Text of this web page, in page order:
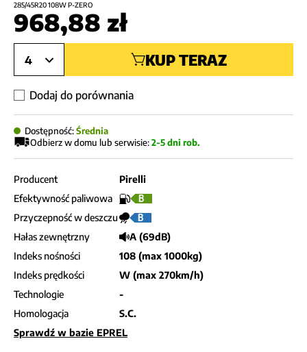
285/45R20 108W P-ZERO
968,88 zł
4 KUP TERAZ
Dodaj do porównania
Dostępność:Średnia
Odbierz w domu lub serwisie:2-5 dni rob.
Producent
Pirelli
Efektywność paliwowa
B
Przyczepność w deszczu B
Hałas zewnętrzny
A (69dB)
Indeks nośności
108 (max 1000kg)
Indeks prędkości
W (max 270km/h)
Technologie
-
Homologacja
S.C.
Sprawdź w bazie EPREL